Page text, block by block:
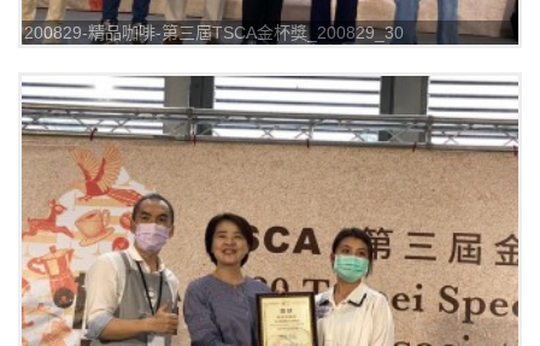
200829-精品咖啡-第三屆TSCA金杯獎_200829_30